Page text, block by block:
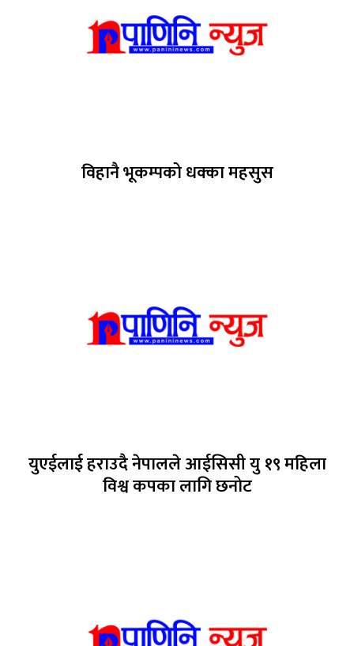
विहानै भूकम्पको धक्का महसुस
युएईलाई हराउदै नेपालले आईसिसी यु १९ महिला
विश्व कपका लागि छनोट